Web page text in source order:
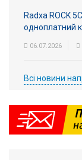
Radxa ROCK
одноплатний
06.07.2026
Всі новини